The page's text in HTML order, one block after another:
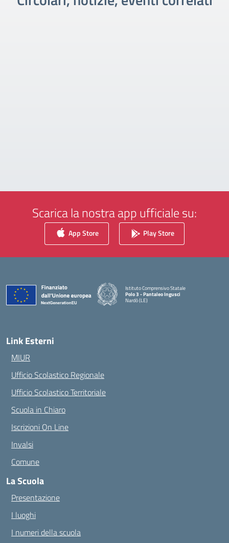
Scarica la nostra app ufficiale su:
App Store Play Store
Istituto Comprensivo Statale
Polo 3 - Pantaleo Ingusci
Nardò (LE)
Link Esterni
MIUR
Ufficio Scolastico Regionale
Ufficio Scolastico Territoriale
Scuola in Chiaro
Iscrizioni On Line
Invalsi
Comune
La Scuola
Presentazione
I luoghi
I numeri della scuola